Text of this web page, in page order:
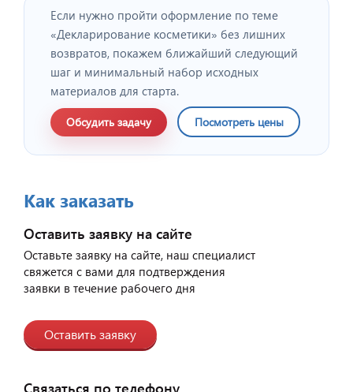
Если нужно пройти оформление по теме
«Декларирование косметики» без лишних
возвратов, покажем ближайший следующий
шаг и минимальный набор исходных
материалов для старта.
Обсудить задачу Посмотреть цены
Как заказать
Оставить заявку на сайте
Оставьте заявку на сайте, наш специалист
свяжется с вами для подтверждения
заявки в течение рабочего дня
Оставить заявку
Связаться по телефону